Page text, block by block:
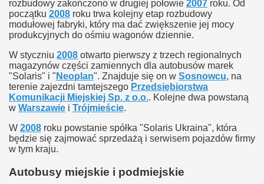
rozbudowy zakończono w drugiej połowie 2007 roku. Od
początku 2008 roku trwa kolejny etap rozbudowy
modułowej fabryki, który ma dać zwiększenie jej mocy
produkcyjnych do ośmiu wagonów dziennie.
W styczniu 2008 otwarto pierwszy z trzech regionalnych
magazynów części zamiennych dla autobusów marek
"Solaris" i " Neoplan". Znajduje się on w Sosnowcu, na
terenie zajezdni tamtejszego Przedsiębiorstwa
Komunikacji Miejskiej Sp. z o.o.. Kolejne dwa powstaną
w Warszawie i Trójmieście.
W 2008 roku powstanie spółka "Solaris Ukraina", która
będzie się zajmować sprzedażą i serwisem pojazdów firmy
w tym kraju.
Autobusy miejskie i podmiejskie